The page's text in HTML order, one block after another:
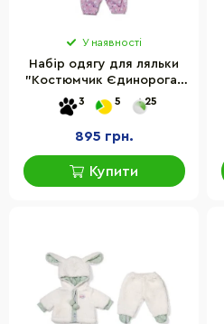
У наявності
Набір одягу для ляльки
"Костюмчик Єдинорога"
BABY born 839409 розмір
43 см
3 5 25
895 грн.
Купити